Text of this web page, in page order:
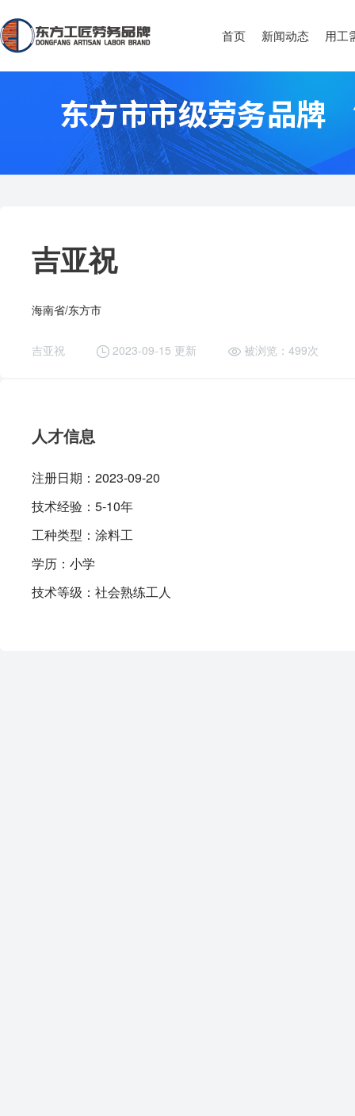
首页 新闻动态 用工
吉亚祝
海南省/东方市
吉亚祝 2023-09-15 更新 被浏览：499次
人才信息
注册日期： 2023-09-20
技术经验： 5-10年
工种类型： 涂料工
学历： 小学
技术等级： 社会熟练工人